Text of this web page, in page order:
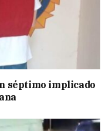
séptimo implicado